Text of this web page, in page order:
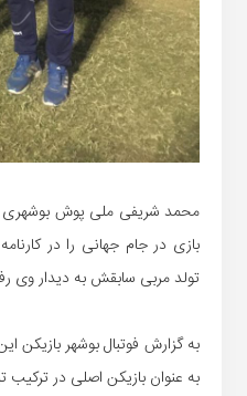
محمد شریفی ملی پوش بوشهری
بازی در جام جهانی را در
تولد مربی سابقش به دیدار وی
به گزارش فوتبال بوشهر بازیکن
به عنوان بازیکن اصلی در